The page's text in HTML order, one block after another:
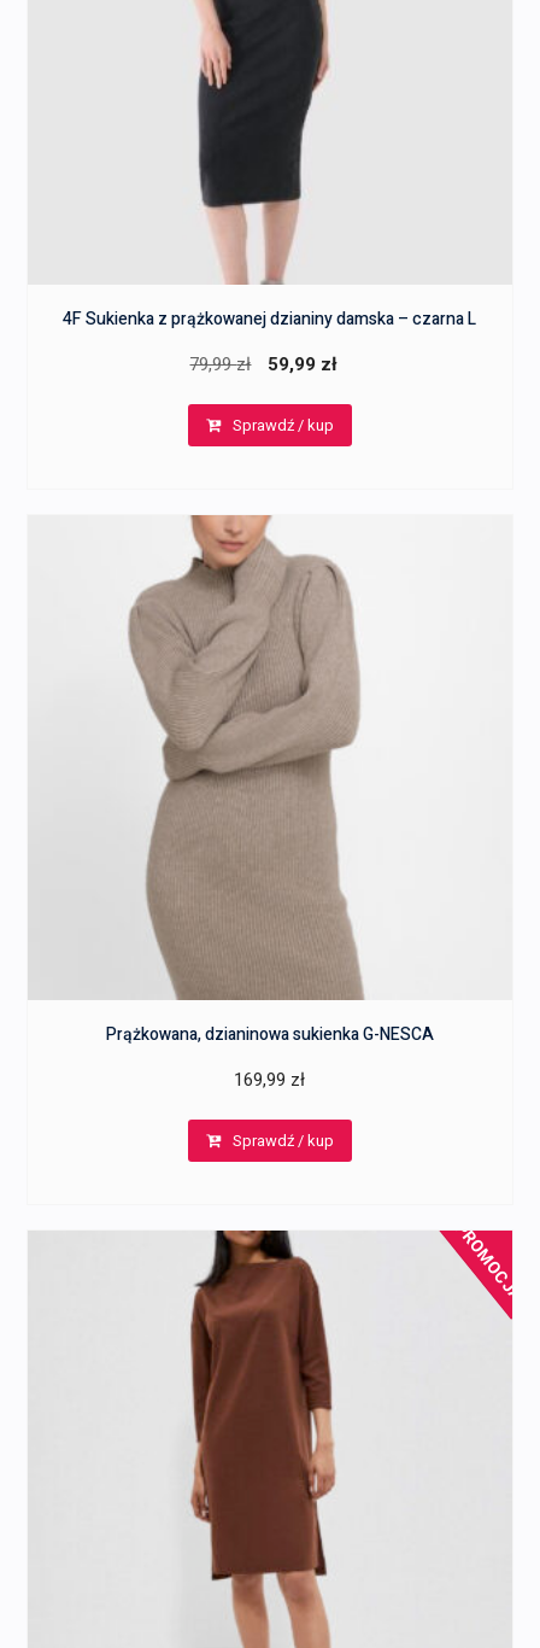
4F Sukienka z prążkowanej dzianiny damska – czarna L
79,99zł
Pierwotna
wynosiła:
59,99 zł
Sprawdź / kup
Prążkowana, dzianinowa sukienka G-NESCA
169,99 zł
Sprawdź / kup
PROMOCJA!